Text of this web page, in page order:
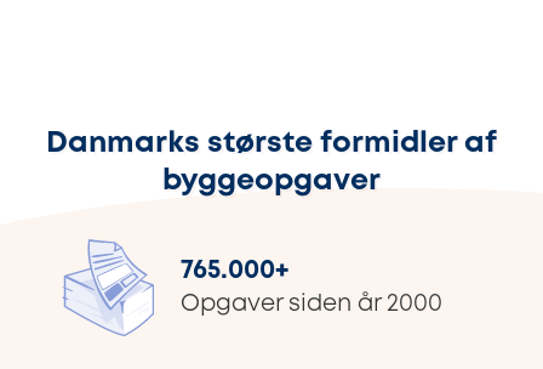
Danmarks største formidler af
byggeopgaver
765.000+
Opgaver siden år 2000